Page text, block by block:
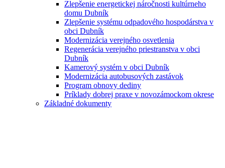
Zlepšenie energetickej náročnosti kultúrneho
domu Dubník
Zlepšenie systému odpadového hospodárstva v
obci Dubník
Modernizácia verejného osvetlenia
Regenerácia verejného priestranstva v obci
Dubník
Kamerový systém v obci Dubník
Modernizácia autobusových zastávok
Program obnovy dediny
Príklady dobrej praxe v novozámockom okrese
Základné dokumenty